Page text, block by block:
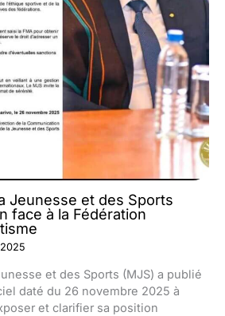
Jeunesse et des Sports
face à la Fédération
et des Sports (MJS) a publié
daté du 26 novembre 2025 à
et clarifier sa position